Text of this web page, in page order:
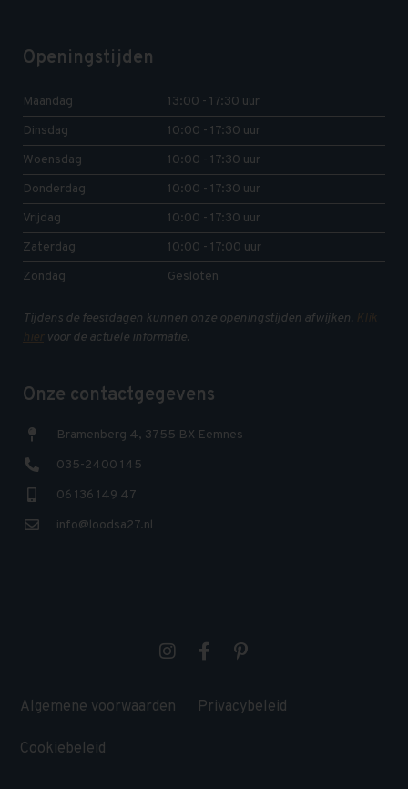
Openingstijden
Maandag
13:00 - 17:30 uur
Dinsdag
10:00 - 17:30 uur
Woensdag
10:00 - 17:30 uur
Donderdag
10:00 - 17:30 uur
Vrijdag
10:00 - 17:30 uur
Zaterdag
10:00 - 17:00 uur
Zondag
Gesloten
Tijdens de feestdagen kunnen onze openingstijden afwijken. Klik
hiervoor de actuele informatie.
Onze contactgegevens
Bramenberg 4, 3755 BX Eemnes
035-2400 145
06 136 149 47
info@loodsa27.nl
Algemene voorwaarden Privacybeleid
Cookiebeleid